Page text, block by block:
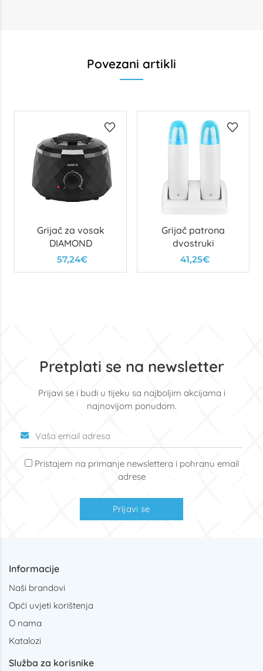
Povezani artikli
Grijač za vosak
DIAMOND
57,24€
Grijač patrona
dvostruki
41,25€
Pretplati se na newsletter
Prijavi se i budi u tijeku sa najboljim akcijama i
najnovijom ponudom.
Pristajem na primanje newslettera i pohranu email
adrese
Prijavi se
Informacije
Naši brandovi
Opći uvjeti korištenja
O nama
Katalozi
Služba za korisnike